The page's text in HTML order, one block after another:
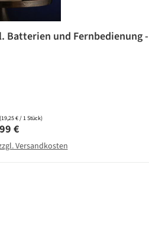
Batterien und Fernbedienung
(19,25 € / 1 Stück)
Preis:
€
Versandkosten